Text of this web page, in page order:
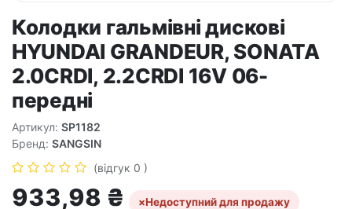
Колодки гальмівні дискові
HYUNDAI GRANDEUR, SONATA
2.0CRDI, 2.2CRDI 16V 06-
передні
Артикул: SP1182
Бренд: SANGSIN
(відгук 0 )
933,98 ₴ ×Недоступний для продажу